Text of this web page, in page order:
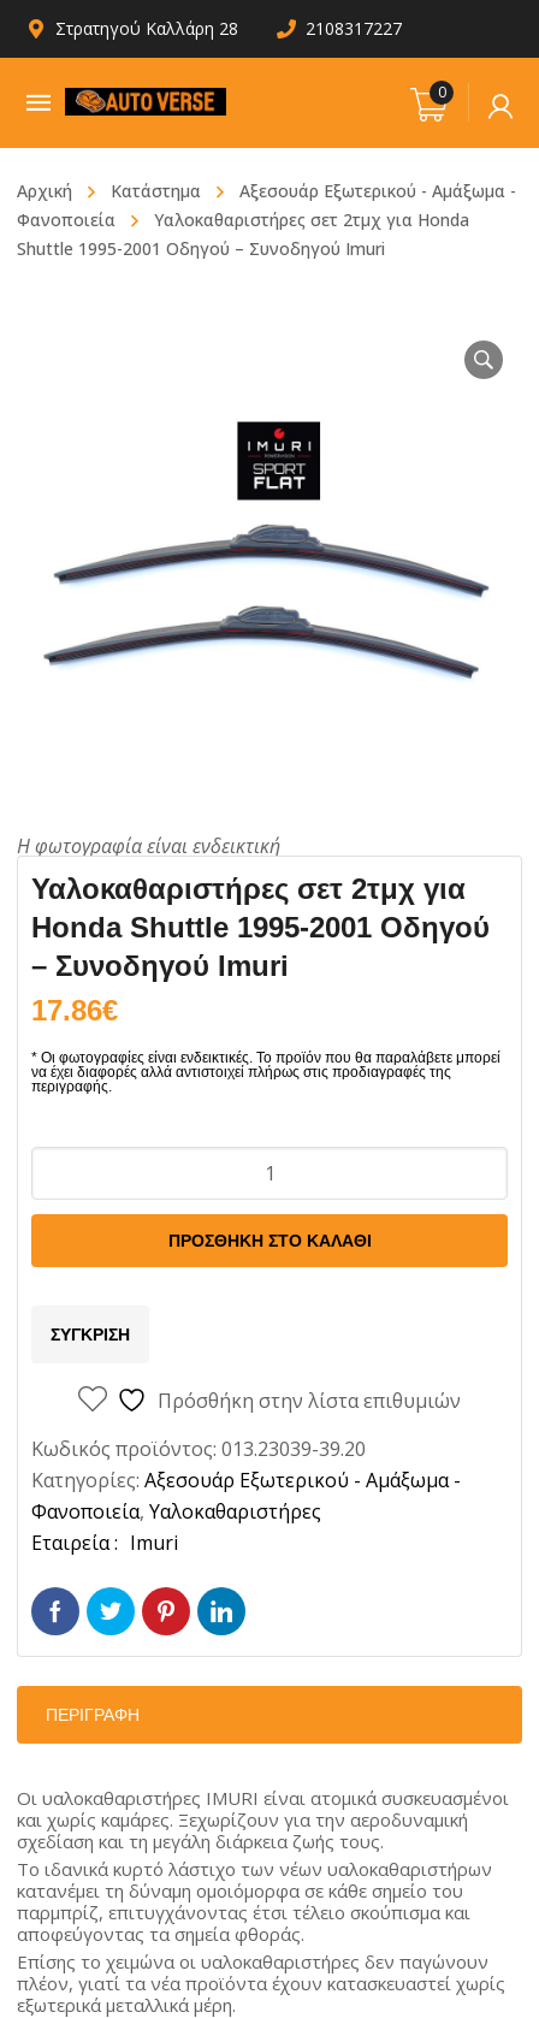
Στρατηγού Καλλάρη 28 2108317227
0
Αρχική Κατάστημα
Αξεσουάρ Εξωτερικού - Αμάξωμα -
Φανοποιεία
Υαλοκαθαριστήρες σετ 2τμχ για Honda
Shuttle 1995-2001 Οδηγού – Συνοδηγού Imuri
Υαλοκαθαριστήρες σετ 2τμχ για
Honda Shuttle 1995-2001 Οδηγού
– Συνοδηγού Imuri
17.86€
σετ
για
Shuttle
Συνοδηγού
Imuri
ΠΡΟΣΘΉΚΗ ΣΤΟ ΚΑΛΆΘΙ
ΣΎΓΚΡΙΣΗ
Πρόσθήκη στην λίστα επιθυμιών
Κωδικός προϊόντος: 013.23039-39.20
Κατηγορίες: Αξεσουάρ Εξωτερικού - Αμάξωμα -
Φανοποιεία, Υαλοκαθαριστήρες
Ετικέτα:
Imuri
ΠΕΡΙΓΡΑΦΉ
Οι υαλοκαθαριστήρες IMURI είναι ατομικά συσκευασμένοι
και χωρίς καμάρες. Ξεχωρίζουν για την αεροδυναμική
σχεδίαση και τη μεγάλη διάρκεια ζωής τους.
Το ιδανικά κυρτό λάστιχο των νέων υαλοκαθαριστήρων
κατανέμει τη δύναμη ομοιόμορφα σε κάθε σημείο του
παρμπρίζ, επιτυγχάνοντας έτσι τέλειο σκούπισμα και
αποφεύγοντας τα σημεία φθοράς.
Επίσης το χειμώνα οι υαλοκαθαριστήρες δεν παγώνουν
πλέον, γιατί τα νέα προϊόντα έχουν κατασκευαστεί χωρίς
εξωτερικά μεταλλικά μέρη.